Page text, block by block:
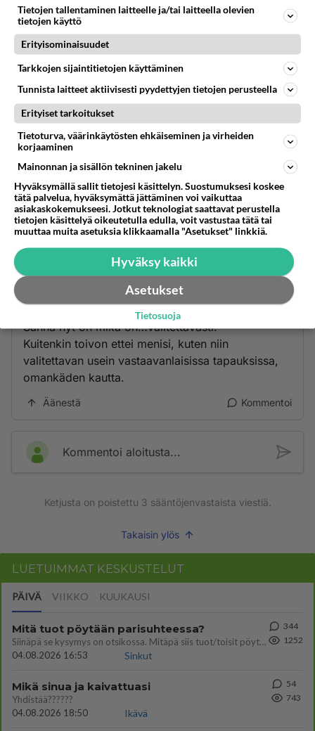
2024-02-27 15:02:49
Se oli ainoa fiksu venäläinen. Mutta sitten petti
järki, kun putinin valitsi jatkamaan.
Äänestä Kommentoi
2024-02-27 14:57:23
Eihän se osaa tanssia.
Äänestä Kommentoi
2024-02-27 15:15:17
Sanna nyt on mikä on…valitettavasti.
Kuitenkin toivon ettei menisi, kuten niin
valitettavan usein vastaavanlaisissa tapauksissa,
omankäden kautta.
Äänestä Kommentoi
Kommentoi aloitusta...
Ketjusta on poistettu 3 sääntöjenvastaista viestiä.
Takaisin ylös
LUETUIMMAT KESKUSTELUT
PÄIVÄ VIIKKO KUUKAUSI
Mitä tuot pöytään parisuhteessa?
Siinäpä se kysymys on otsikossa. Mitäpä siis tuot/toisit pöytään parisuhteessa? Oletko mies vai nainen? Koetko sen mitä
04.08.2026 16:53
Sinkut
344
1252
Mikä sinua ja kaivattuasi
Yhdistää??????
04.08.2026 18:50
Ikävä
54
743
Tietojen tallentaminen laitteelle ja/tai laitteella olevien
tietojen käyttö
Erityisominaisuudet
Tarkkojen sijaintitietojen käyttäminen
Tunnista laitteet aktiivisesti pyydettyjen tietojen perusteella
Erityiset tarkoitukset
Tietoturva, väärinkäytösten ehkäiseminen ja virheiden
korjaaminen
Mainonnan ja sisällön tekninen jakelu
Hyväksymällä sallit tietojesi käsittelyn. Suostumuksesi koskee
tätä palvelua, hyväksymättä jättäminen voi vaikuttaa
asiakaskokemukseesi. Jotkut teknologiat saattavat perustella
tietojen käsittelyä oikeutetulla edulla, voit vastustaa tätä tai
muuttaa muita asetuksia klikkaamalla "Asetukset" linkkiä.
Hyväksy kaikki
Asetukset
Tietosuoja